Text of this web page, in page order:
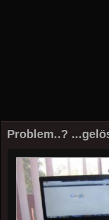
Problem..?